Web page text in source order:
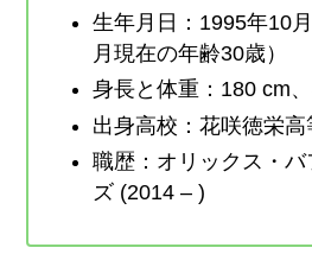
生年月日：1995年10
月現在の年齢30歳）
身長と体重：180 cm
出身高校：花咲徳栄高
職歴：オリックス・バ
ズ (2014 – )